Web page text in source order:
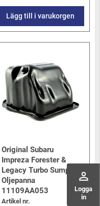
perm_identity
Logga
in
Lägg till i varukorgen
Original Subaru
Impreza Forester &
Legacy Turbo Sump /
Oljepanna
11109AA053
Artikel nr.